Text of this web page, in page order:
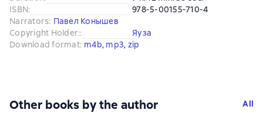
ISBN:
978-5-00155-710-4
Narrators: Павел Конышев
Copyright Holder::
Яуза
Download format: m4b, mp3, zip
Other books by the author All